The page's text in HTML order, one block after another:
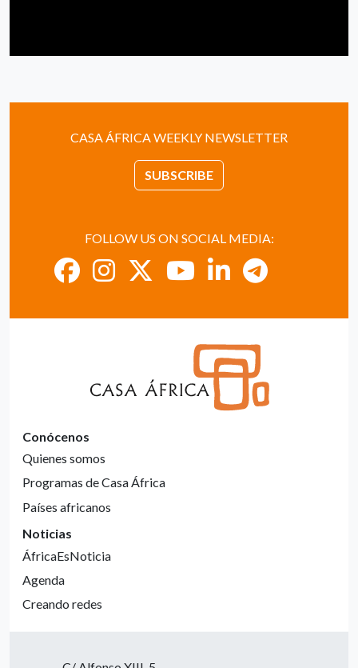
CASA ÁFRICA WEEKLY NEWSLETTER
SUBSCRIBE
FOLLOW US ON SOCIAL MEDIA:
Conócenos
Quienes somos
Programas de Casa África
Países africanos
Noticias
ÁfricaEsNoticia
Agenda
Creando redes